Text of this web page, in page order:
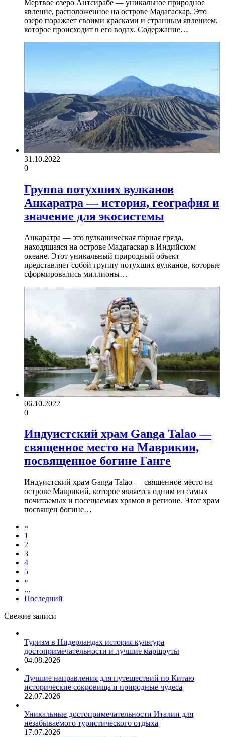
Мертвое озеро Антсирабе — уникальное природное
явление, расположенное на острове Мадагаскар. Это
озеро поражает своими красками и странным явлением,
которое происходит в его водах. Содержание…
31.10.2022
0
Группа потухших вулканов
Анкаратра — история, география и
значение для экосистемы
Анкаратра — это вулканическая горная гряда,
находящаяся на острове Мадагаскар в Индийском
океане. Этот уникальный природный объект
представляет собой группу потухших вулканов, которые
сформировались миллионы…
06.10.2022
0
Индуистский храм Ganga Talao —
священное место на Маврикии,
посвященное богине Ганге
Индуистский храм Ganga Talao — священное место на
острове Маврикий, которое является одним из самых
почитаемых и посещаемых храмов в регионе. Этот храм
посвящен богине…
«
1
2
3
4
5
»
...
Последний
Свежие записи
Туризм в Нидерландах история культура
достопримечательности и лучшие маршруты
04.08.2026
Лучшие направления для путешествий по Китаю
исторические сокровища и природные чудеса
22.07.2026
Уникальные достопримечательности Италии для
незабываемого туристического отдыха
17.07.2026